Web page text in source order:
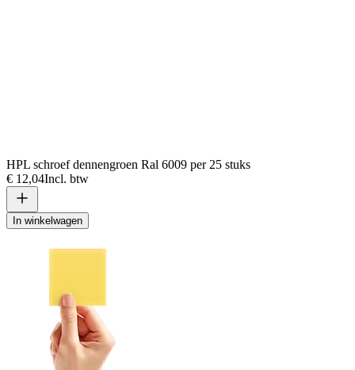
HPL schroef dennengroen Ral 6009 per 25 stuks
€ 12,04Incl. btw
In winkelwagen